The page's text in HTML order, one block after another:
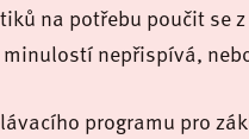
na potřebu poučit se
nepřispívá,
programu pro